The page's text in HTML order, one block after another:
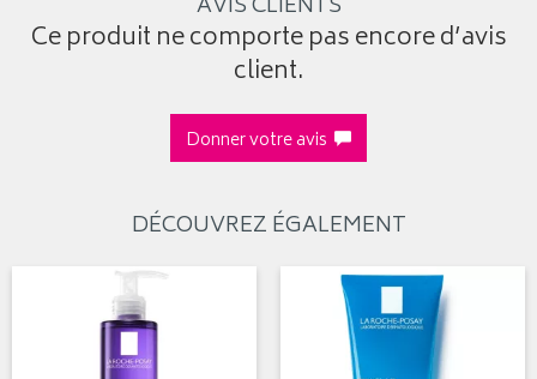
Ce produit ne comporte pas encore d’avis
client.
Donner votre avis
DÉCOUVREZ ÉGALEMENT